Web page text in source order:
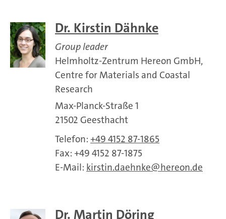
Dr. Kirstin Dähnke
Group leader
Helmholtz-Zentrum Hereon GmbH,
Centre for Materials and Coastal
Research
Max-Planck-Straße 1
21502 Geesthacht
Telefon: +49 4152 87-1865
Fax: +49 4152 87-1875
E-Mail: kirstin.daehnke hereon.de
Dr. Martin Döring